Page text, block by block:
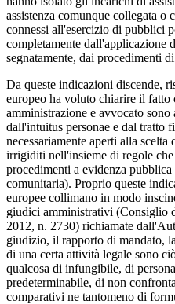
assistenza comunque collegata
connessi all'esercizio di pubblici
completamente dall'applicazione
segnatamente, dai procedimenti
Da queste indicazioni discende,
europeo ha voluto chiarire il fatto
amministrazione e avvocato sono
dall'intuitus personae e dal tratto
necessariamente aperti alla scelta
irrigiditi nell'insieme di regole
procedimenti a evidenza
comunitaria). Proprio queste
europee collimano in modo
giudici amministrativi (Consiglio
2012, n. 2730) richiamate
giudizio, il rapporto di mandato,
di una certa attività legale sono
qualcosa di infungibile, di
predeterminabile, di non
comparativi ne tantomeno di